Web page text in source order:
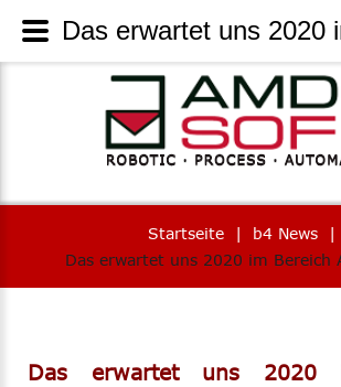
Startseite | b4 News
|
Das erwartet uns 2020 im Bereich
Das erwartet uns 2020